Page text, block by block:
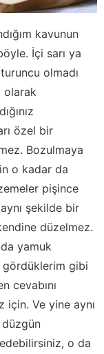
kavunun
İçi sarı ya
olmadı
olarak
özel bir
Bozulmaya
o kadar da
pişince
şekilde bir
düzelmez.
da yamuk
gördüklerim gibi
cevabını
Ve yine aynı
düzgün
o da